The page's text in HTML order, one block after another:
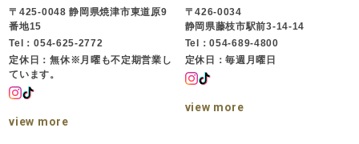
〒425-0048 静岡県焼津市東道原9
番地15
Tel：054-625-2772
定休日：無休※月曜も不定期営業し
ています。
view more
〒426-0034
静岡県藤枝市駅前3-14-14
Tel：054-689-4800
定休日：毎週月曜日
view more